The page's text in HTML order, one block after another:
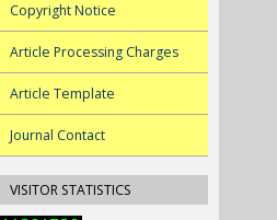
Copyright Notice
Article Processing Charges
Article Template
Journal Contact
VISITOR STATISTICS